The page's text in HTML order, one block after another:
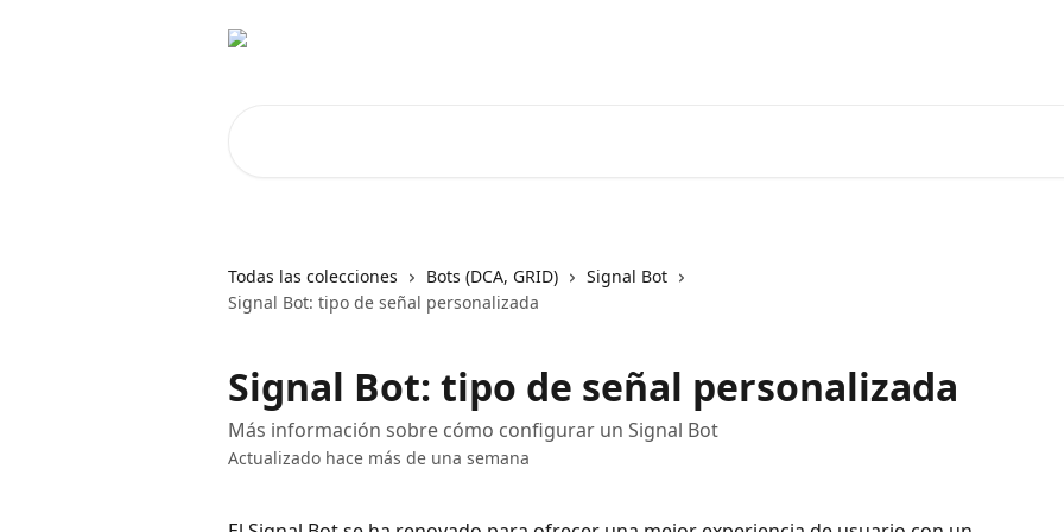
Todas las colecciones Bots (DCA, GRID)
Signal Bot
Signal Bot: tipo de señal personalizada
Signal Bot: tipo de señal personalizada
Más información sobre cómo configurar un Signal Bot
Actualizado hace más de una semana